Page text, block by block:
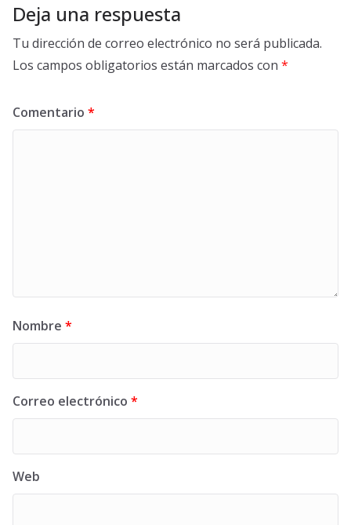
Deja una respuesta
Tu dirección de correo electrónico no será publicada.
Los campos obligatorios están marcados con *
Comentario *
Nombre *
Correo electrónico *
Web